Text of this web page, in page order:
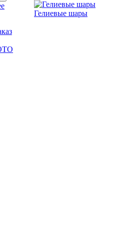
Гелиевые шары